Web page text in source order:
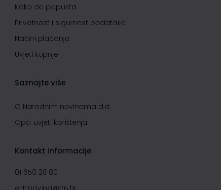
Kako do popusta
Privatnost i sigurnost podataka
Načini plaćanja
Uvjeti kupnje
Saznajte više
O Narodnim novinama d.d.
Opći uvjeti korištenja
Kontakt informacije
01 650 28 80